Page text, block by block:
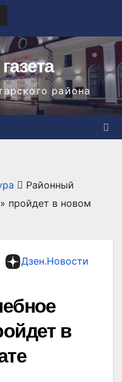
района
Районный
пройдет в новом
Дзен.Новости
в